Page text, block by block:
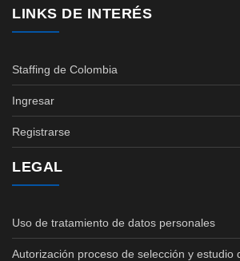
LINKS DE INTERÉS
Staffing de Colombia
Ingresar
Registrarse
LEGAL
Uso de tratamiento de datos personales
Autorización proceso de selección y estudio